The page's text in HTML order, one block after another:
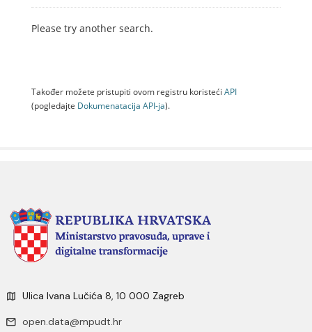
Please try another search.
Također možete pristupiti ovom registru koristeći API
(pogledajte Dokumenаtаcijа API-jа).